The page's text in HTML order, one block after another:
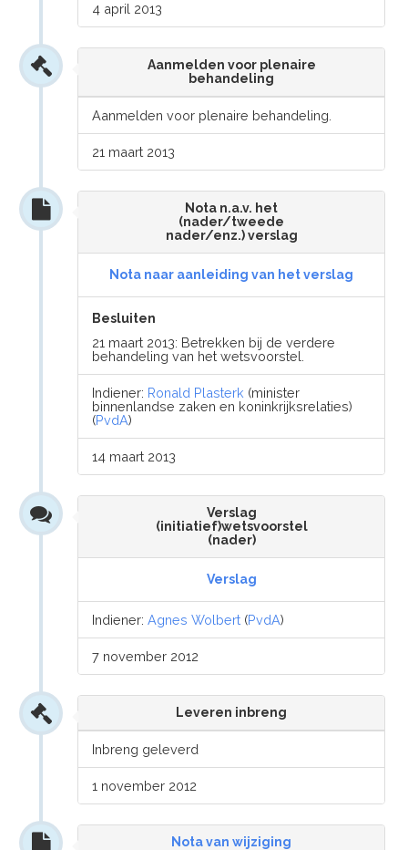
4 april 2013
Aanmelden voor plenaire
behandeling
Aanmelden voor plenaire behandeling.
21 maart 2013
Nota n.a.v. het
(nader/tweede
nader/enz.) verslag
Nota naar aanleiding van het verslag
Besluiten
21 maart 2013: Betrekken bij de verdere
behandeling van het wetsvoorstel.
Indiener: Ronald Plasterk (minister
binnenlandse zaken en koninkrijksrelaties)
(PvdA)
14 maart 2013
Verslag
(initiatief)wetsvoorstel
(nader)
Verslag
Indiener:Agnes Wolbert (PvdA)
7 november 2012
Leveren inbreng
Inbreng geleverd
1 november 2012
Nota van wijziging